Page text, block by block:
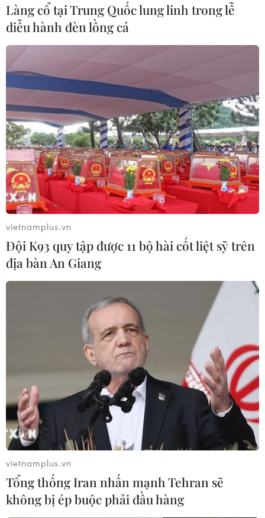
Làng cổ tại Trung Quốc lung linh trong lễ
diễu hành đèn lồng cá
vietnamplus.vn
Đội K93 quy tập được 11 bộ hài cốt liệt sỹ trên
địa bàn An Giang
vietnamplus.vn
Tổng thống Iran nhấn mạnh Tehran sẽ
không bị ép buộc phải đầu hàng